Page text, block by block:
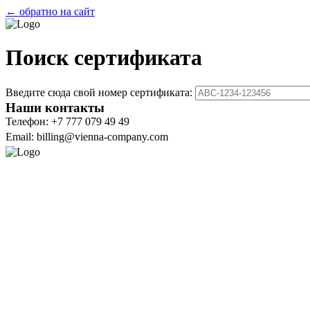
← обратно на сайт
Поиск сертификата
Введите сюда свой номер сертификата:
Наши контакты
Телефон: +7 777 079 49 49
Email: billing@vienna-company.com